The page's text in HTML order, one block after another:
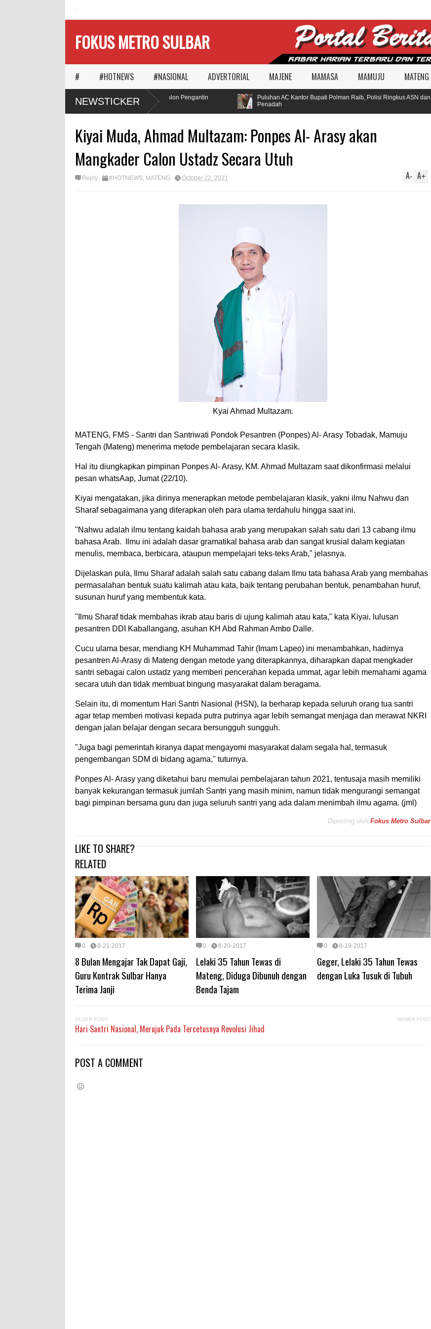
FOKUS METRO SULBAR
# #HOTNEWS #NASIONAL ADVERTORIAL MAJENE MAMASA MAMUJU MATENG
NEWSTICKERMAPIA Ajak Calon Pengantin
Tanam Pohon
Puluhan AC Kantor Bupati Polman Raib, Polisi Ringkus ASN dan
Penadah
Kiyai Muda, Ahmad Multazam: Ponpes Al- Arasy akan
Mangkader Calon Ustadz Secara Utuh
Reply #HOTNEWS, MATENG October 22, 2021 A+
A-
Kyai Ahmad Multazam.
MATENG, FMS - Santri dan Santriwati Pondok Pesantren (Ponpes) Al- Arasy Tobadak, Mamuju
Tengah (Mateng) menerima metode pembelajaran secara klasik.
Hal itu diungkapkan pimpinan Ponpes Al- Arasy, KM. Ahmad Multazam saat dikonfirmasi melalui
pesan whatsAap, Jumat (22/10).
Kiyai mengatakan, jika dirinya menerapkan metode pembelajaran klasik, yakni ilmu Nahwu dan
Sharaf sebagaimana yang diterapkan oleh para ulama terdahulu hingga saat ini.
"Nahwu adalah ilmu tentang kaidah bahasa arab yang merupakan salah satu dari 13 cabang ilmu
bahasa Arab. Ilmu ini adalah dasar gramatikal bahasa arab dan sangat krusial dalam kegiatan
menulis, membaca, berbicara, ataupun mempelajari teks-teks Arab," jelasnya.
Dijelaskan pula, Ilmu Sharaf adalah salah satu cabang dalam Ilmu tata bahasa Arab yang membahas
permasalahan bentuk suatu kalimah atau kata, baik tentang perubahan bentuk, penambahan huruf,
susunan huruf yang membentuk kata.
"Ilmu Sharaf tidak membahas ikrab atau baris di ujung kalimah atau kata," kata Kiyai, lulusan
pesantren DDI Kaballangang, asuhan KH Abd Rahman Ambo Dalle.
Cucu ulama besar, mendiang KH Muhammad Tahir (Imam Lapeo) ini menambahkan, hadirnya
pesantren Al-Arasy di Mateng dengan metode yang diterapkannya, diharapkan dapat mengkader
santri sebagai calon ustadz yang memberi pencerahan kepada ummat, agar lebih memahami agama
secara utuh dan tidak membuat bingung masyarakat dalam beragama.
Selain itu, di momentum Hari Santri Nasional (HSN), Ia berharap kepada seluruh orang tua santri
agar tetap memberi motivasi kepada putra putrinya agar lebih semangat menjaga dan merawat NKRI
dengan jalan belajar dengan secara bersungguh sungguh.
"Juga bagi pemerintah kiranya dapat mengayomi masyarakat dalam segala hal, termasuk
pengembangan SDM di bidang agama," tuturnya.
Ponpes Al- Arasy yang diketahui baru memulai pembelajaran tahun 2021, tentusaja masih memiliki
banyak kekurangan termasuk jumlah Santri yang masih minim, namun tidak mengurangi semangat
bagi pimpinan bersama guru dan juga seluruh santri yang ada dalam menimbah ilmu agama. (jml)
Diposting oleh Fokus Metro Sulbar
LIKE TO SHARE?
RELATED
0 8-21-2017
8 Bulan Mengajar Tak Dapat Gaji,
Guru Kontrak Sulbar Hanya
Terima Janji
0 8-20-2017
Lelaki 35 Tahun Tewas di
Mateng, Diduga Dibunuh dengan
Benda Tajam
0 8-19-2017
Geger, Lelaki 35 Tahun Tewas
dengan Luka Tusuk di Tubuh
OLDER POST
Hari Santri Nasional, Merujuk Pada Tercetusnya Revolusi Jihad
NEWER POST
POST A COMMENT